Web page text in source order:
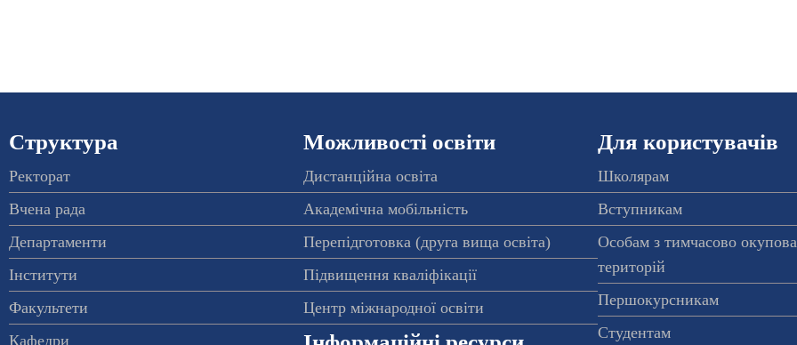
Структура
Ректорат
Вчена рада
Департаменти
Інститути
Факультети
Кафедри
Можливості освіти
Дистанційна освіта
Академічна мобільність
Перепідготовка (друга вища освіта)
Підвищення кваліфікації
Центр міжнародної освіти
Для користувачів
Школярам
Вступникам
Особам з тимчасово
територій
Першокурсникам
Студентам